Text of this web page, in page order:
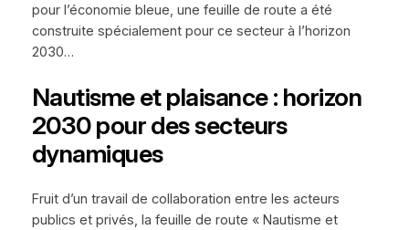
pour l’économie bleue, une feuille de route a été
construite spécialement pour ce secteur à l’horizon
2030…
Nautisme et plaisance : horizon
2030 pour des secteurs
dynamiques
Fruit d’un travail de collaboration entre les acteurs
publics et privés, la feuille de route « Nautisme et